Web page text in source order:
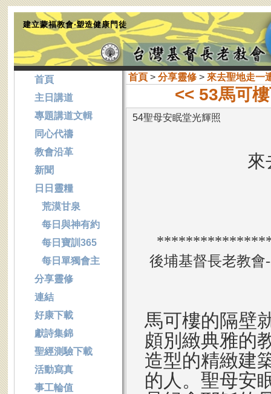
建立蒙福教會‧塑造健康門徒
首頁> 分享靈修> 來去聖地走一
<< 53馬可
54聖母安眠堂光輝照
來
後埔基督長老教
馬可樓的隔壁
頗別緻典雅的
造型的精緻建
的人。聖母安
首頁
主日講道
專題講道文輯
同心代禱
教會沿革
新聞
日日靈糧
荒漠甘泉
每日與神有約
每日寶訓365
每日單獨會主
分享靈修
連結
好康下載
獻詩集錦
聖經測驗下載
活動寫真
事工輪值